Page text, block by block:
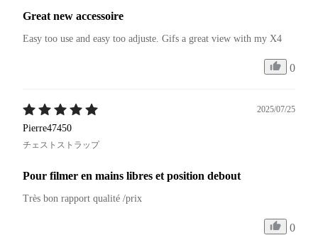
Great new accessoire
Easy too use and easy too adjuste. Gifs a great view with my X4
0
2025/07/25
Pierre47450
チェストストラップ
Pour filmer en mains libres et position debout
Très bon rapport qualité /prix
0